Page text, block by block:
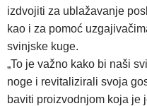
izdvojiti za ublažavanje
kao i za pomoć
svinjske kuge.
„To je važno kako bi naši
noge i revitalizirali svoja
baviti proizvodnjom koja je